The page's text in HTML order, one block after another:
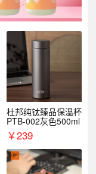
杜邦纯钛臻品保温杯
PTB-002灰色500ml
￥239